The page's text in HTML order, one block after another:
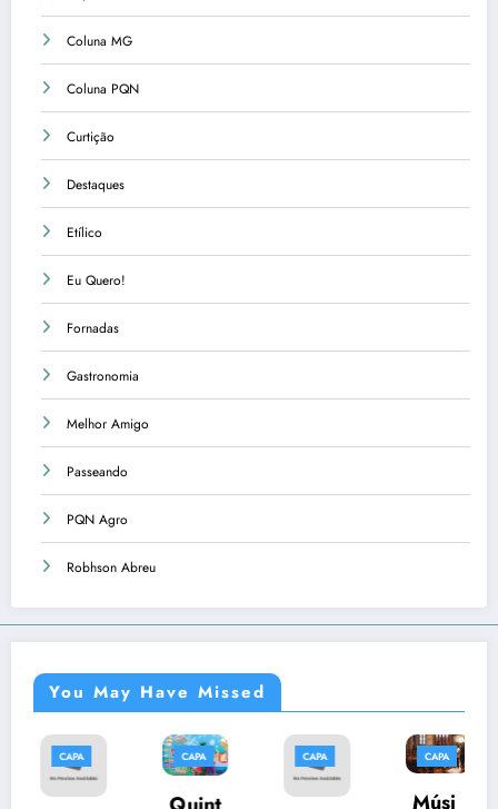
Coluna MG
Coluna PQN
Curtição
Destaques
Etílico
Eu Quero!
Fornadas
Gastronomia
Melhor Amigo
Passeando
PQN Agro
Robhson Abreu
You May Have Missed
CAPA CAPA CAPA
Músi
CAPA